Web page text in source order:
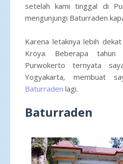
setelah kami tinggal di
mengunjungi Baturraden
Karena letaknya lebih
Kroya. Beberapa
Purwokerto ternyata
Yogyakarta, membuat
Baturraden lagi.
Baturraden